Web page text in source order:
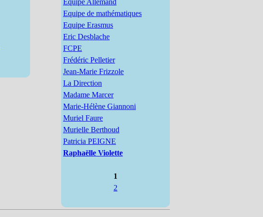
Equipe Allemand
Equipe de mathématiques
Equipe Erasmus
Eric Desblache
FCPE
Frédéric Pelletier
Jean-Marie Frizzole
La Direction
Madame Marcer
Marie-Hélène Giannoni
Muriel Faure
Murielle Berthoud
Patricia PEIGNE
Raphaëlle Violette
1
2